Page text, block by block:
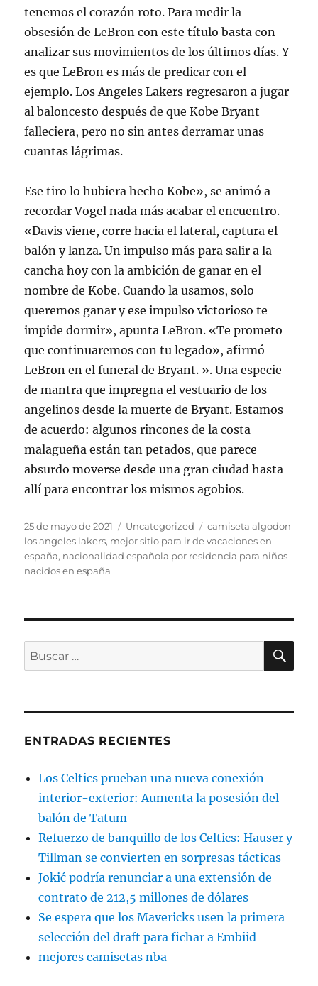
tenemos el corazón roto. Para medir la
obsesión de LeBron con este título basta con
analizar sus movimientos de los últimos días. Y
es que LeBron es más de predicar con el
ejemplo. Los Angeles Lakers regresaron a jugar
al baloncesto después de que Kobe Bryant
falleciera, pero no sin antes derramar unas
cuantas lágrimas.
Ese tiro lo hubiera hecho Kobe», se animó a
recordar Vogel nada más acabar el encuentro.
«Davis viene, corre hacia el lateral, captura el
balón y lanza. Un impulso más para salir a la
cancha hoy con la ambición de ganar en el
nombre de Kobe. Cuando la usamos, solo
queremos ganar y ese impulso victorioso te
impide dormir», apunta LeBron. «Te prometo
que continuaremos con tu legado», afirmó
LeBron en el funeral de Bryant. ». Una especie
de mantra que impregna el vestuario de los
angelinos desde la muerte de Bryant. Estamos
de acuerdo: algunos rincones de la costa
malagueña están tan petados, que parece
absurdo moverse desde una gran ciudad hasta
allí para encontrar los mismos agobios.
Publicado
el
25 de mayo de 2021 Categorías
Uncategorized Etiquetas
camiseta algodon
los angeles lakers, mejor sitio para ir de vacaciones en
españa, nacionalidad española por residencia para niños
nacidos en españa
Buscar
por:
ENTRADAS RECIENTES
Los Celtics prueban una nueva conexión
interior-exterior: Aumenta la posesión del
balón de Tatum
Refuerzo de banquillo de los Celtics: Hauser y
Tillman se convierten en sorpresas tácticas
Jokić podría renunciar a una extensión de
contrato de 212,5 millones de dólares
Se espera que los Mavericks usen la primera
selección del draft para fichar a Embiid
mejores camisetas nba